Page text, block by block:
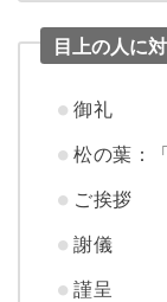
目上の人に
御礼
松の葉：
ご挨拶
謝儀
謹呈